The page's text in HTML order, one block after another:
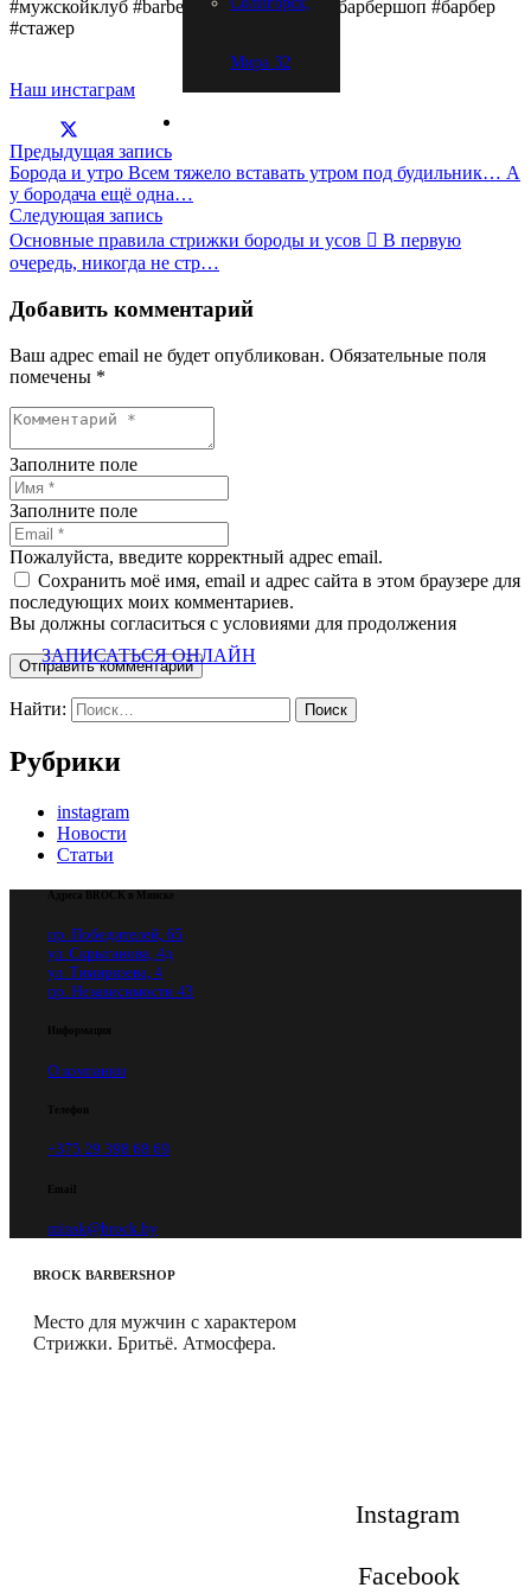
Мира 32
#мужскойклуб #barbershop #Brock #брокбарбершоп #барбер
#стажер
Наш инстаграм
Предыдущая запись
Борода и утро Всем тяжело вставать утром под будильник… А
у бородача ещё одна…
Следующая запись
Основные правила стрижки бороды и усов ⃣ В первую
очередь, никогда не стр…
Добавить комментарий
Ваш адрес email не будет опубликован. Обязательные поля
помечены *
Заполните поле
Заполните поле
Пожалуйста, введите корректный адрес email.
Сохранить моё имя, email и адрес сайта в этом браузере для
последующих моих комментариев.
Вы должны согласиться с условиями для продолжения
Отправить комментарий
Найти:
Рубрики
instagram
Новости
Статьи
Адреса BROCK в Минске
пр. Победителей, 65
ул. Скрыганова, 4д
ул. Тимирязева, 4
пр. Независимости 43
Информация
О компании
Телефон
+375 29 398 68 69
Email
minsk@brock.by
ЗАПИСАТЬСЯ ОНЛАЙН
BROCK BARBERSHOP
Место для мужчин с характером
Стрижки. Бритьё. Атмосфера.
Instagram
Facebook